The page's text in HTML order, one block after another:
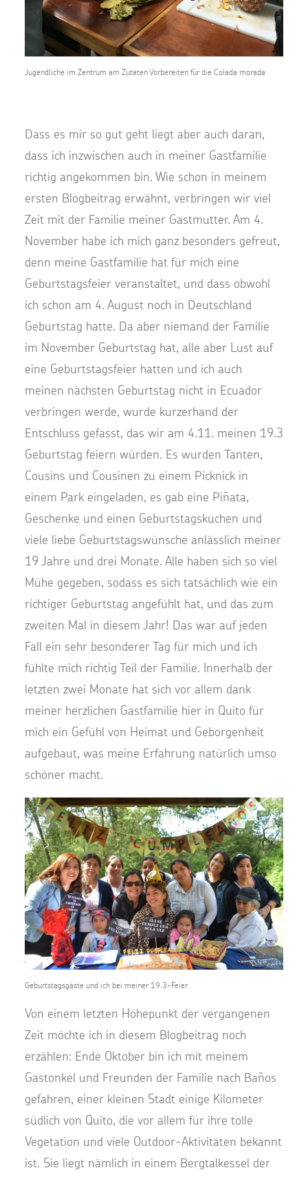
Jugendliche im Zentrum am Zutaten Vorbereiten für die Colada morada
Dass es mir so gut geht liegt aber auch daran,
dass ich inzwischen auch in meiner Gastfamilie
richtig angekommen bin. Wie schon in meinem
ersten Blogbeitrag erwähnt, verbringen wir viel
Zeit mit der Familie meiner Gastmutter. Am 4.
November habe ich mich ganz besonders gefreut,
denn meine Gastfamilie hat für mich eine
Geburtstagsfeier veranstaltet, und dass obwohl
ich schon am 4. August noch in Deutschland
Geburtstag hatte. Da aber niemand der Familie
im November Geburtstag hat, alle aber Lust auf
eine Geburtstagsfeier hatten und ich auch
meinen nächsten Geburtstag nicht in Ecuador
verbringen werde, wurde kurzerhand der
Entschluss gefasst, das wir am 4.11. meinen 19.3
Geburtstag feiern würden. Es wurden Tanten,
Cousins und Cousinen zu einem Picknick in
einem Park eingeladen, es gab eine Piñata,
Geschenke und einen Geburtstagskuchen und
viele liebe Geburtstagswünsche anlässlich meiner
19 Jahre und drei Monate. Alle haben sich so viel
Mühe gegeben, sodass es sich tatsächlich wie ein
richtiger Geburtstag angefühlt hat, und das zum
zweiten Mal in diesem Jahr! Das war auf jeden
Fall ein sehr besonderer Tag für mich und ich
fühlte mich richtig Teil der Familie. Innerhalb der
letzten zwei Monate hat sich vor allem dank
meiner herzlichen Gastfamilie hier in Quito für
mich ein Gefühl von Heimat und Geborgenheit
aufgebaut, was meine Erfahrung natürlich umso
schöner macht.
Geburtstagsgäste und ich bei meiner 19.3-Feier
Von einem letzten Höhepunkt der vergangenen
Zeit möchte ich in diesem Blogbeitrag noch
erzählen: Ende Oktober bin ich mit meinem
Gastonkel und Freunden der Familie nach Baños
gefahren, einer kleinen Stadt einige Kilometer
südlich von Quito, die vor allem für ihre tolle
Vegetation und viele Outdoor-Aktivitäten bekannt
ist. Sie liegt nämlich in einem Bergtalkessel der